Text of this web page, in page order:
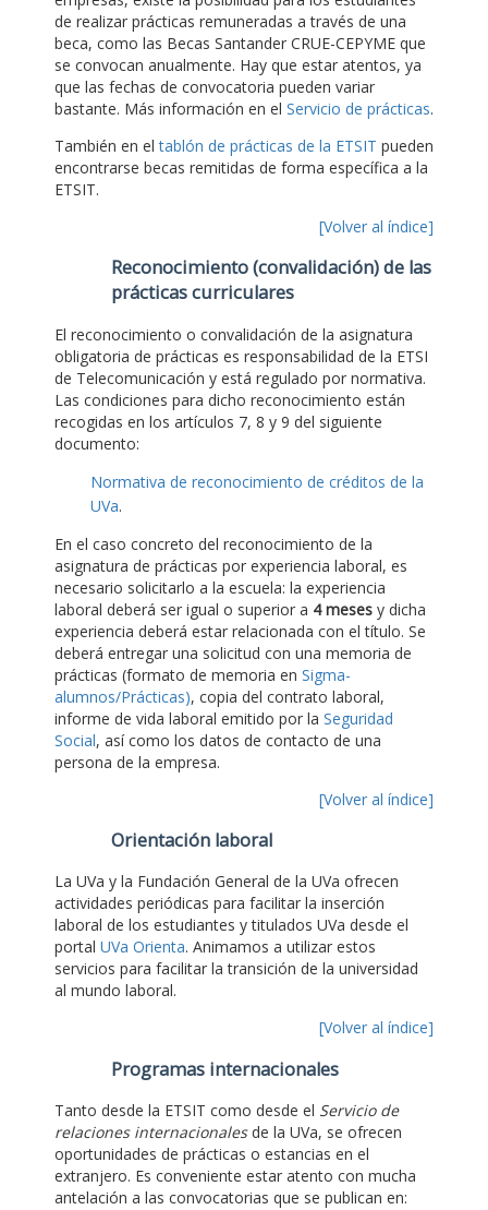
de realizar prácticas remuneradas a través de una
beca, como las Becas Santander CRUE-CEPYME que
se convocan anualmente. Hay que estar atentos, ya
que las fechas de convocatoria pueden variar
bastante. Más información en el Servicio de prácticas.
También en eltablón de prácticas de la ETSIT pueden
encontrarse becas remitidas de forma específica a la
ETSIT.
[Volver al índice]
Reconocimiento (convalidación) de las
prácticas curriculares
El reconocimiento o convalidación de la asignatura
obligatoria de prácticas es responsabilidad de la ETSI
de Telecomunicación y está regulado por normativa.
Las condiciones para dicho reconocimiento están
recogidas en los artículos 7, 8 y 9 del siguiente
documento:
Normativa de reconocimiento de créditos de la
UVa.
En el caso concreto del reconocimiento de la
asignatura de prácticas por experiencia laboral, es
necesario solicitarlo a la escuela: la experiencia
laboral deberá ser igual o superior a 4 meses y dicha
experiencia deberá estar relacionada con el título. Se
deberá entregar una solicitud con una memoria de
prácticas (formato de memoria en Sigma-
alumnos/Prácticas), copia del contrato laboral,
informe de vida laboral emitido por la Seguridad
Social, así como los datos de contacto de una
persona de la empresa.
[Volver al índice]
Orientación laboral
La UVa y la Fundación General de la UVa ofrecen
actividades periódicas para facilitar la inserción
laboral de los estudiantes y titulados UVa desde el
portal UVa Orienta. Animamos a utilizar estos
servicios para facilitar la transición de la universidad
al mundo laboral.
[Volver al índice]
Programas internacionales
Tanto desde la ETSIT como desde el Servicio de
relaciones internacionalesde la UVa, se ofrecen
oportunidades de prácticas o estancias en el
extranjero. Es conveniente estar atento con mucha
antelación a las convocatorias que se publican en: